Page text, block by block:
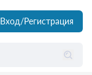
Вход/Регистрация